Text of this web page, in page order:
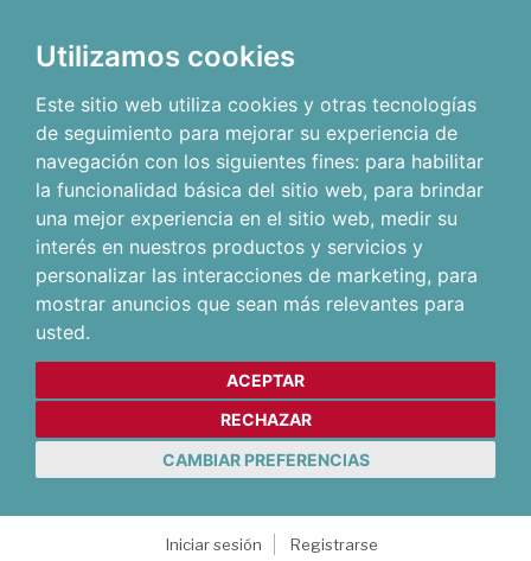
Utilizamos cookies
Este sitio web utiliza cookies y otras tecnologías
de seguimiento para mejorar su experiencia de
navegación con los siguientes fines: para habilitar
la funcionalidad básica del sitio web, para brindar
una mejor experiencia en el sitio web, medir su
interés en nuestros productos y servicios y
personalizar las interacciones de marketing, para
mostrar anuncios que sean más relevantes para
usted.
ACEPTAR
RECHAZAR
CAMBIAR PREFERENCIAS
Iniciar sesión
Registrarse